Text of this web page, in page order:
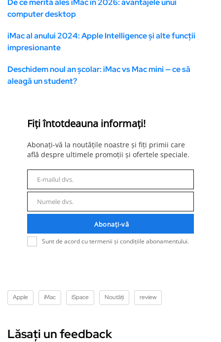
computer desktop
iMac al anului 2024: Apple Intelligence și alte funcții
impresionante
Deschidem noul an școlar: iMac vs Mac mini — ce să
aleagă un student?
Fiți întotdeauna informați!
Abonați-vă la noutățile noastre și fiți primii care
află despre ultimele promoții și ofertele speciale.
mail
E-mailul dvs.
Nume
Numele dvs.
Abonați-vă
Sunt de acord cu termenii și condițiile abonamentului.
Apple iMac iSpace Noutăți review
Lăsați un feedback